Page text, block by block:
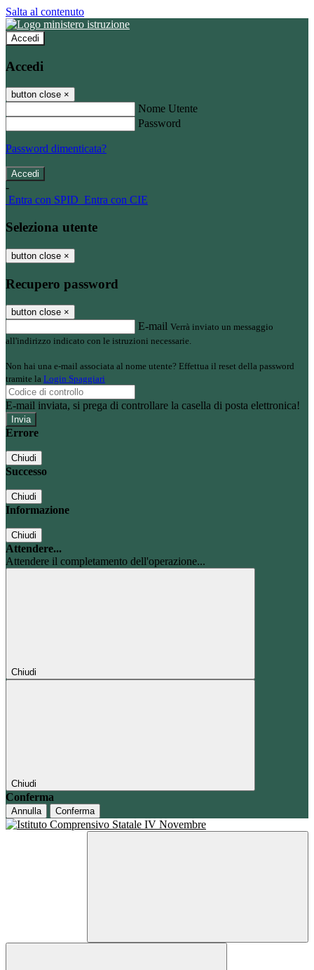
Salta al contenuto
Accedi
Accedi
button close ×
Nome Utente
Password
Password dimenticata?
-
Entra con SPID Entra con CIE
Seleziona utente
button close ×
Recupero password
button close ×
E-mail Verrà inviato un messaggio
all'indirizzo indicato con le istruzioni necessarie.
Non hai una e-mail associata al nome utente? Effettua il reset della password
tramite la Login Spaggiari
E-mail inviata, si prega di controllare la casella di posta elettronica!
Errore
Chiudi
Successo
Chiudi
Informazione
Chiudi
Attendere...
Attendere il completamento dell'operazione...
Chiudi
Chiudi
Conferma
Annulla Conferma